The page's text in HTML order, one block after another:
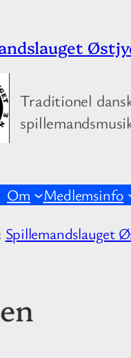
Traditionel
Om Medlemsinfo
Spillemandslauget